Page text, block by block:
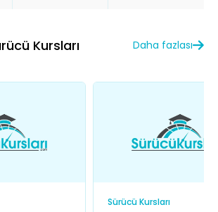
Kursları Daha fazlası
Sürücü Kursları